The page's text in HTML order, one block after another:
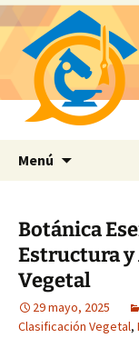
Menú
Botánica
Estructura y
Vegetal
29 mayo, 2025
Clasificación Vegetal,